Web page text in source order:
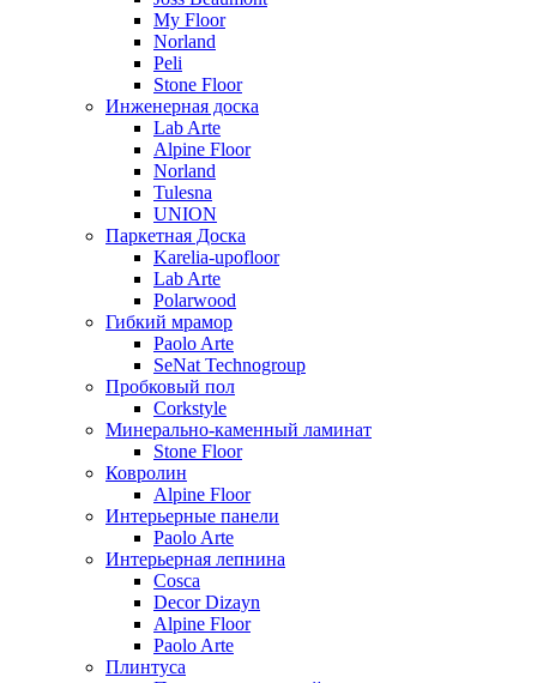
My Floor
Norland
Peli
Stone Floor
Инженерная доска
Lab Arte
Alpine Floor
Norland
Tulesna
UNION
Паркетная Доска
Karelia-upofloor
Lab Arte
Polarwood
Гибкий мрамор
Paolo Arte
SeNat Technogroup
Пробковый пол
Corkstyle
Минерально-каменный ламинат
Stone Floor
Ковролин
Alpine Floor
Интерьерные панели
Paolo Arte
Интерьерная лепнина
Cosca
Decor Dizayn
Alpine Floor
Paolo Arte
Плинтуса